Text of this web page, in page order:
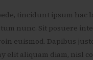
tincidunt ipsum hac
nunc. Sit posuere
euismod. Dapibus
elit aliquam diam, nisl